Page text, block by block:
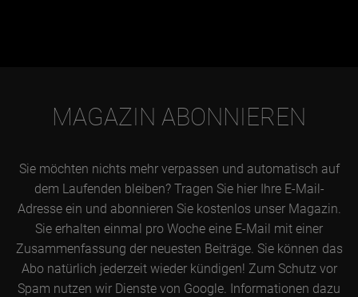
MAGAZIN ABONNIEREN
Sie möchten nichts mehr verpassen und automatisch auf
dem Laufenden bleiben? Tragen Sie hier Ihre E-Mail-
Adresse ein und abonnieren Sie kostenlos unser Magazin.
Sie erhalten einmal pro Woche eine E-Mail mit einer
Zusammenfassung der neuesten Beiträge. Sie können das
Abo natürlich jederzeit wieder kündigen! Zum Schutz vor
Spam nutzen wir Dienste von Google. Informationen dazu